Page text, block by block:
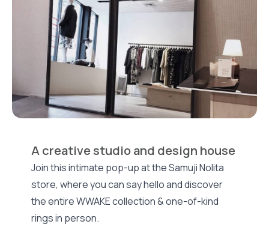
A creative studio and design house
Join this intimate pop-up at the Samuji Nolita
store, where you can say hello and discover
the entire WWAKE collection & one-of-kind
rings in person.